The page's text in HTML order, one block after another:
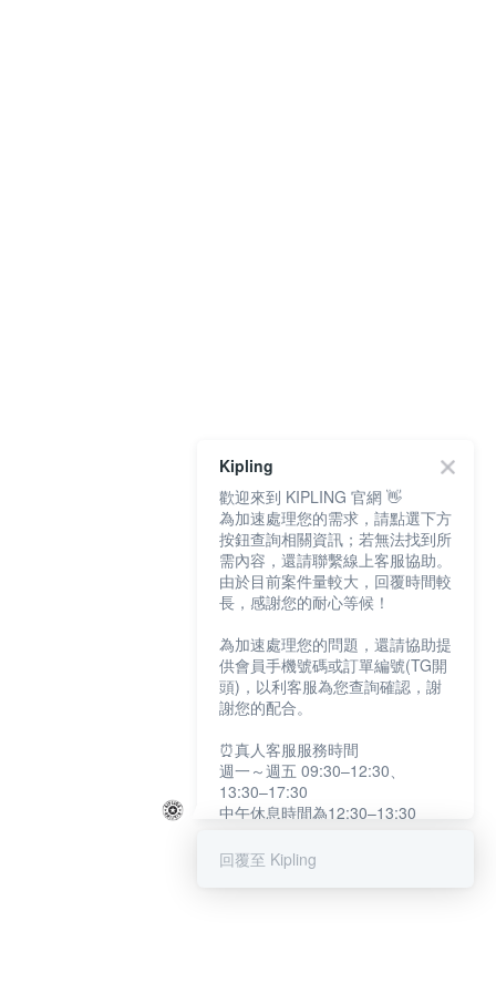
Kipling
歡迎來到 KIPLING 官網 👋
為加速處理您的需求，請點選下方
按鈕查詢相關資訊；若無法找到所
需內容，還請聯繫線上客服協助。
由於目前案件量較大，回覆時間較
長，感謝您的耐心等候！
為加速處理您的問題，還請協助提
供會員手機號碼或訂單編號(TG開
頭)，以利客服為您查詢確認，謝
謝您的配合。
⏰真人客服服務時間
週一～週五 09:30–12:30、
13:30–17:30
中午休息時間為12:30–13:30
提醒您：系統會自動已讀訊息，如
回覆至 Kipling